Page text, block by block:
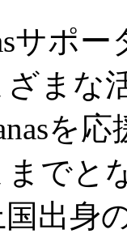
サポ
ざま
を
までと
国出身